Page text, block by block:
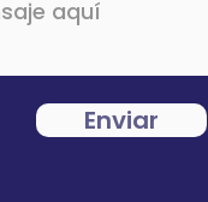
Enviar